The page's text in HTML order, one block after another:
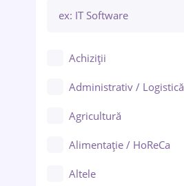
Bacău
Galați (Galați)
Ploiești
Achiziții
Administrativ / Logistică
Agricultură
Alimentație / HoReCa
Altele